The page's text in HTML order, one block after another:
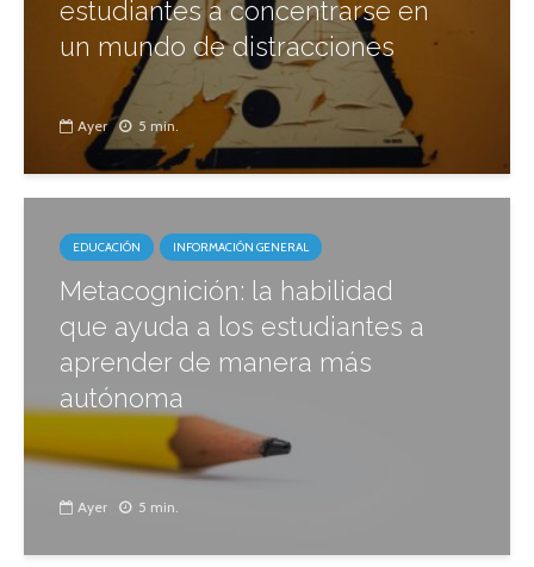
estudiantes a concentrarse en
un mundo de distracciones
Ayer 5 min.
EDUCACIÓN INFORMACIÓN GENERAL
Metacognición: la habilidad
que ayuda a los estudiantes a
aprender de manera más
autónoma
Ayer 5 min.